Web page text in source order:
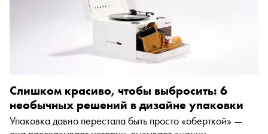
Слишком красиво, чтобы выбросить: 6
необычных решений в дизайне упаковки
Упаковка давно перестала быть просто «оберткой» —